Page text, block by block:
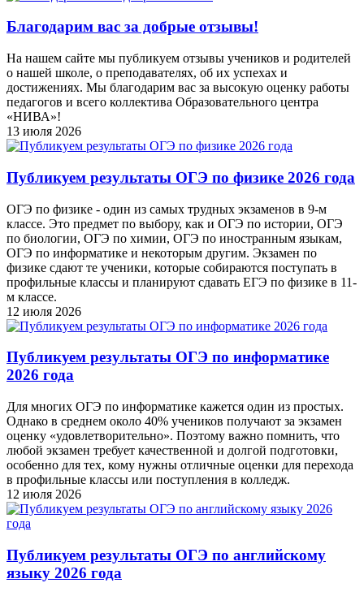
Благодарим вас за добрые отзывы!
На нашем сайте мы публикуем отзывы учеников и родителей
о нашей школе, о преподавателях, об их успехах и
достижениях. Мы благодарим вас за высокую оценку работы
педагогов и всего коллектива Образовательного центра
«НИВА»!
13 июля 2026
Публикуем результаты ОГЭ по физике 2026 года
ОГЭ по физике - один из самых трудных экзаменов в 9-м
классе. Это предмет по выбору, как и ОГЭ по истории, ОГЭ
по биологии, ОГЭ по химии, ОГЭ по иностранным языкам,
ОГЭ по информатике и некоторым другим. Экзамен по
физике сдают те ученики, которые собираются поступать в
профильные классы и планируют сдавать ЕГЭ по физике в 11-
м классе.
12 июля 2026
Публикуем результаты ОГЭ по информатике
2026 года
Для многих ОГЭ по информатике кажется один из простых.
Однако в среднем около 40% учеников получают за экзамен
оценку «удовлетворительно». Поэтому важно помнить, что
любой экзамен требует качественной и долгой подготовки,
особенно для тех, кому нужны отличные оценки для перехода
в профильные классы или поступления в колледж.
12 июля 2026
Публикуем результаты ОГЭ по английскому
языку 2026 года